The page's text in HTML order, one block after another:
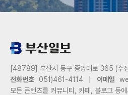
[48789] 부산시 동구 중앙대로 365 (수
전화번호
051)461-4114 이메일
모든 콘텐츠를 커뮤니티, 카페, 블로그 등